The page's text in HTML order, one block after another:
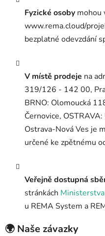
Fyzické osoby mohou
www.rema.cloud/
bezplatné odevzdání
V místě prodeje na
319/126 - 142 00,
BRNO: Olomoucká
Černovice,
Ostrava-Nová Ves je
určené ke zpětnému
Veřejně dostupná
stránkách
u REMA System a
🌍 Naše závazky